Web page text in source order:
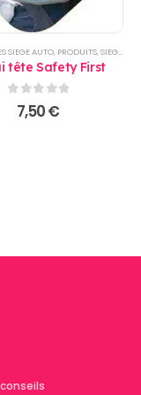
SIEGE AUTO, PRODUITS,SIEGE AUTO
tête Safety First
sur 5
7,50€